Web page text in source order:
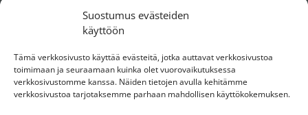
Suostumus evästeiden
käyttöön
Tämä verkkosivusto käyttää evästeitä, jotka auttavat verkkosivustoa
toimimaan ja seuraamaan kuinka olet vuorovaikutuksessa
verkkosivustomme kanssa. Näiden tietojen avulla kehitämme
verkkosivustoa tarjotaksemme parhaan mahdollisen käyttökokemuksen.
Ihmiset
Konserni
Ota yhteyttä